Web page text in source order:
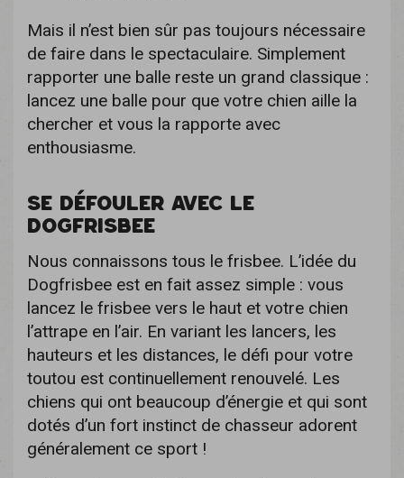
Mais il n’est bien sûr pas toujours nécessaire
de faire dans le spectaculaire. Simplement
rapporter une balle reste un grand classique :
lancez une balle pour que votre chien aille la
chercher et vous la rapporte avec
enthousiasme.
SE DÉFOULER AVEC LE
DOGFRISBEE
Nous connaissons tous le frisbee. L’idée du
Dogfrisbee est en fait assez simple : vous
lancez le frisbee vers le haut et votre chien
l’attrape en l’air. En variant les lancers, les
hauteurs et les distances, le défi pour votre
toutou est continuellement renouvelé. Les
chiens qui ont beaucoup d’énergie et qui sont
dotés d’un fort instinct de chasseur adorent
généralement ce sport !